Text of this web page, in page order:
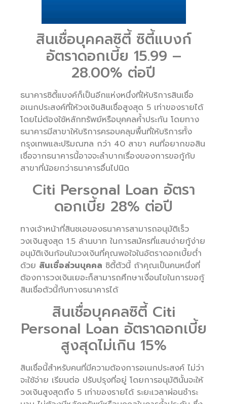
สินเชื่อบุคคลซิตี้ ซิตี้แบงก์
อัตราดอกเบี้ย 15.99 –
28.00% ต่อปี
ธนาคารซิตี้แบงค์ก็เป็นอีกแห่งหนึ่งที่ให้บริการสินเชื่อ
อเนกประสงค์ที่ให้วงเงินสินเชื่อสูงสุด 5 เท่าของรายได้
โดยไม่ต้องใช้หลักทรัพย์หรือบุคคลค้ำประกัน โดยทาง
ธนาคารมีสาขาให้บริการครอบคลุมพื้นที่ให้บริการทั้ง
กรุงเทพและปริมณฑล กว่า 40 สาขา คนที่อยากขอสิน
เชื่อจากธนาคารนี้อาจจะลำบากเรื่องของการขอกู้กับ
สาขาที่น้อยกว่าธนาคารอื่นไปนิด
Citi Personal Loan อัตรา
ดอกเบี้ย 28% ต่อปี
ทางเจ้าหน้าที่สินชเอของธนาคารสามารถอนุมัติเร็ว
วงเงินสูงสุด 1.5 ล้านบาท ในการสมัครที่แสนง่ายกู้ง่าย
อนุมัติเงินก้อนในวงเงินที่คุณพอใจในอัตราดอกเบี้ยต่ำ
ด้วย สินเชื่อส่วนบุคคล ซิตี้ตัวนี้ ถ้าคุณเป็นคนหนึ่งที่
ต้องการวงเงินเยอะก็สามารถศึกษาเงื่อนไขในการขอกู้
สินเชื่อตัวนี้กับทางธนาคารได้
สินเชื่อบุคคลซิตี้ Citi
Personal Loan อัตราดอกเบี้ย
สูงสุดไม่เกิน 15%
สินเชื่อนี้สำหรับคนที่มีความต้องการอเนกประสงค์ ไม่ว่า
จะใช้จ่าย เรียนต่อ ปรับปรุงที่อยู่ โดยการอนุมัตินั้นจะให้
วงเงินสูงสุดถึง 5 เท่าของรายได้ ระยะเวลาผ่อนชำระ